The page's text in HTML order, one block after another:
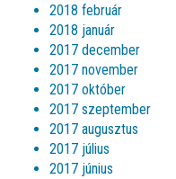
2018 február
2018 január
2017 december
2017 november
2017 október
2017 szeptember
2017 augusztus
2017 július
2017 június